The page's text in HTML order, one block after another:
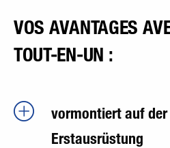
VOS AVANTAGES
TOUT-EN-UN :
vormontiert auf
Erstausrüstung